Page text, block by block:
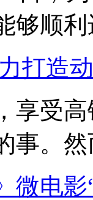
够顺
打造
享受
事。
微电